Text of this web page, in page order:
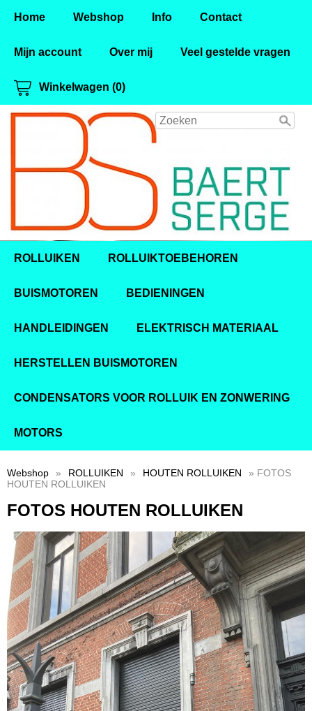
Home Webshop Info Contact
Mijn account Over mij Veel gestelde vragen
Winkelwagen (0)
ROLLUIKEN ROLLUIKTOEBEHOREN
BUISMOTOREN BEDIENINGEN
HANDLEIDINGEN ELEKTRISCH MATERIAAL
HERSTELLEN BUISMOTOREN
CONDENSATORS VOOR ROLLUIK EN ZONWERING
MOTORS
Webshop » ROLLUIKEN » HOUTEN ROLLUIKEN
» FOTOS
HOUTEN ROLLUIKEN
FOTOS HOUTEN ROLLUIKEN